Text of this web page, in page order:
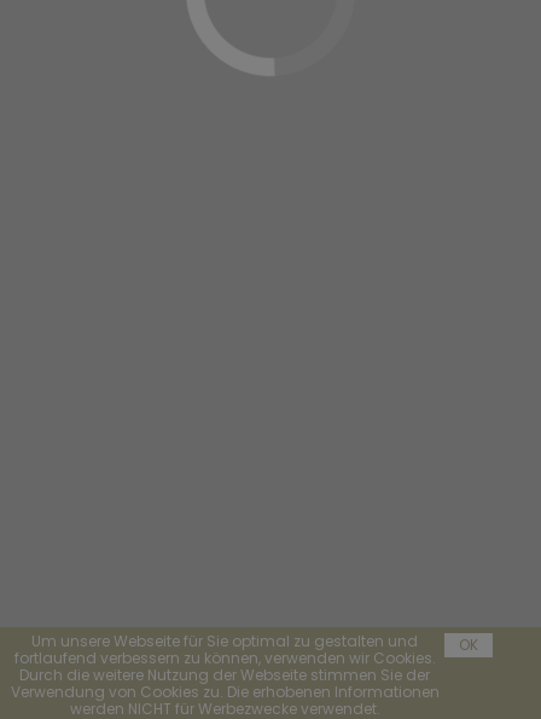
Um unsere Webseite für Sie optimal zu gestalten und
fortlaufend verbessern zu können, verwenden wir Cookies.
Durch die weitere Nutzung der Webseite stimmen Sie der
Verwendung von Cookies zu. Die erhobenen Informationen
werden NICHT für Werbezwecke verwendet.
OK